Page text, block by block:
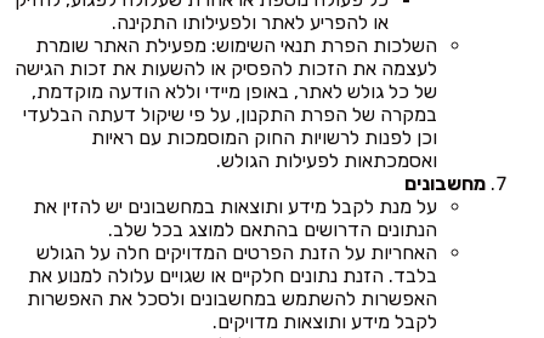
או להפריע לאתר ולפעילותו התקינה.
השלכות הפרת תנאי השימוש: מפעילת האתר שומרת
לעצמה את הזכות להפסיק או להשעות את זכות הגישה
של כל גולש לאתר, באופן מיידי וללא הודעה מוקדמת,
במקרה של הפרת התקנון, על פי שיקול דעתה הבלעדי
וכן לפנות לרשויות החוק המוסמכות עם ראיות
ואסמכתאות לפעילות הגולש.
מחשבונים
על מנת לקבל מידע ותוצאות במחשבונים יש להזין את
הנתונים הדרושים בהתאם למוצג בכל שלב.
האחריות על הזנת הפרטים המדויקים חלה על הגולש
בלבד. הזנת נתונים חלקיים או שגויים עלולה למנוע את
האפשרות להשתמש במחשבונים ולסכל את האפשרות
לקבל מידע ותוצאות מדויקים.